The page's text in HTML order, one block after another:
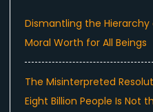
Dismantling the Hierarchy
Moral Worth for All Beings
The Misinterpreted
Eight Billion People Is Not